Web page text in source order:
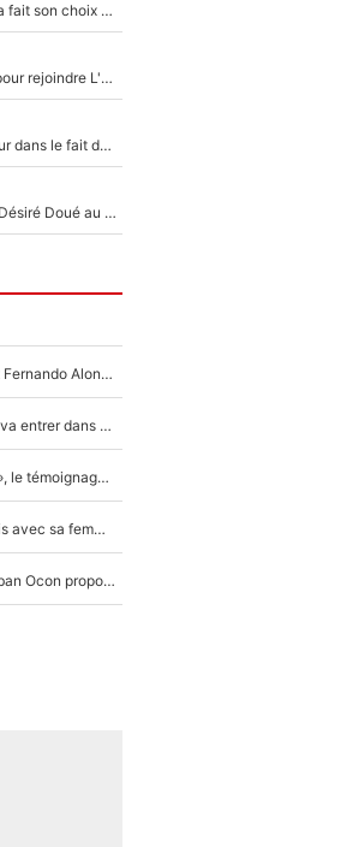
La Liga sur beIN Sports c’est terminé, DAZN a fait son choix pour Benjamin Da Silva et Omar Da Fonseca !
Raymond Domenech a posé ses conditions pour rejoindre L'EQUIPE du Soir : Il refuse de faire l'émission avec un autre chroniqueur !
«C’est l'une des choses qui me fait le plus peur dans le fait de devenir maman» : En couple avec Antoine Dupont, Iris Mittenaere s'inquiète déjà pour ses futurs enfants !
Le transfert de Maghnes Akliouche menace Désiré Doué au PSG : «Je valide à 200%»
Max Verstappen, Lewis Hamilton… et bientôt Fernando Alonso ? Le classement des pilotes les mieux payés en Formule 1 risque de changer !
F1 - Alpine signe un accord «impensable» et va entrer dans une nouvelle dimension : Grande nouvelle pour Pierre Gasly !
F1 : « Je lui ai fait un câlin, puis j’ai dû partir...», le témoignage émouvant de Max Verstappen sur sa fille
F1 : Charles Leclerc surpris par les paparazzis avec sa femme, les rumeurs étaient vraies !
Comme pour le final du Tour de France, Esteban Ocon propose un Grand Prix de Formule 1 à Paris : «Autour de l’Arc de Triomphe, ce serait génial» !